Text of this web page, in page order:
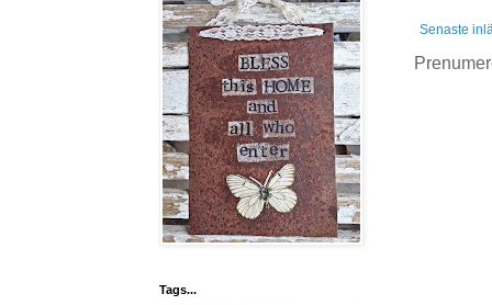
Senaste
Tags...